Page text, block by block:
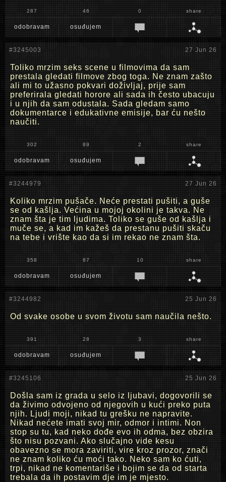
287 46 0 share
odobravam osuđujem
#3245003 27 Jun 26
Toliko mrzim seks scene u filmovima da sam
prestala gledati filmove zbog toga. Ne znam zašto
ali mi to užasno pokvari doživljaj, prije sam
preferirala gledati horore ali sada ih često ubacuju
i u njih da sam odustala. Sada gledam samo
dokumentarce i edukativne emisije, bar ću nešto
naučiti.
302 89 2 share
odobravam osuđujem
#3244979 27 Jun 26
Koliko mrzim pušače. Neće prestati pušiti, a guše
se od kašlja. Većina u mojoj okolini je takva. Ne
znam šta je tim ljudima. Toliko se guše od kašlja i
muče se, a kad im kažeš da prestanu pušiti skaču
na tebe i vrište kao da si im rekao ne znam šta.
358 87 10 share
odobravam osuđujem
#3244982 25 Jun 26
Od svake osobe u svom životu sam naučila nešto.
391 28 3 share
odobravam osuđujem
#3245106 25 Jun 26
Došla sam iz grada u selo iz ljubavi, dogovorili se
da živimo odvojeno od njegovih u kući preko puta
njih. Ljudi moji, nikad tu grešku ne napravite.
Nikad nećete imati svoj mir, odmor i intimi. Non
stop su tu, kad neko dođe evo ih odma, bez obzira
što nisu pozvani. Ako slučajno vide kesu
obavezno se mora zaviriti, vire kroz prozor, znači
ne znam koliko ću moći tako. Neko sam ko ćuti,
trpi, nikad ne komentariše i bojim se da od starta
trebala da ih postavim dje im je mjesto.